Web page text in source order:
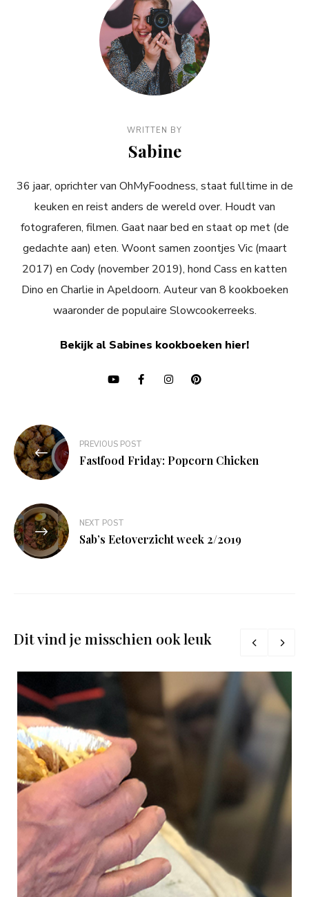
WRITTEN BY
Sabine
36 jaar, oprichter van OhMyFoodness, staat fulltime in de
keuken en reist anders de wereld over. Houdt van
fotograferen, filmen. Gaat naar bed en staat op met (de
gedachte aan) eten. Woont samen zoontjes Vic (maart
2017) en Cody (november 2019), hond Cass en katten
Dino en Charlie in Apeldoorn. Auteur van 8 kookboeken
waaronder de populaire Slowcookerreeks.
Bekijk al Sabines kookboeken hier!
Bericht
navigatie
PREVIOUS POST
Fastfood Friday: Popcorn Chicken
NEXT POST
Sab’s Eetoverzicht week 2/2019
Dit vind je misschien ook leuk